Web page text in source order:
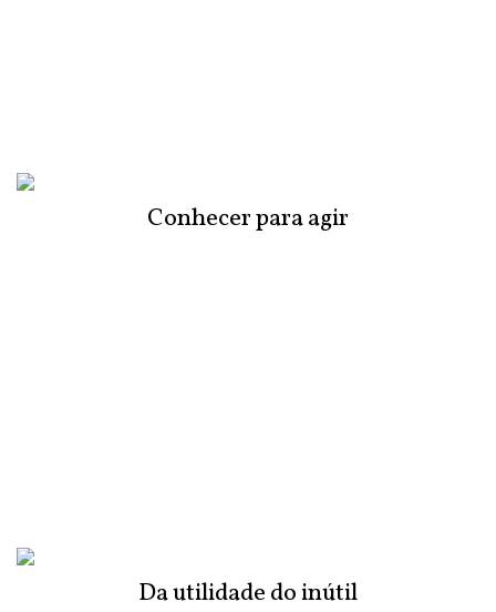
Conhecer para agir
Da utilidade do inútil